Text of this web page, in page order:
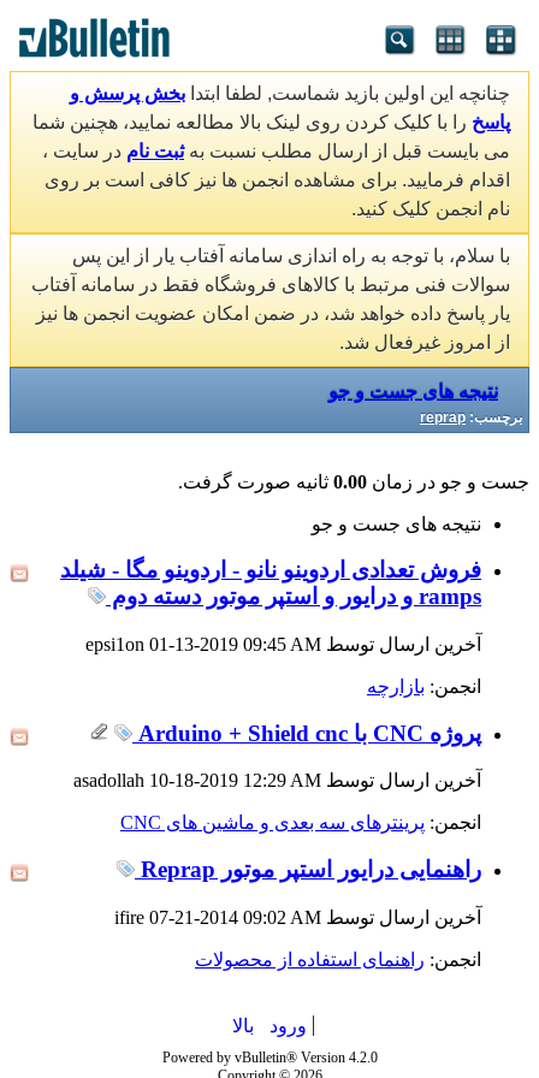
چنانچه این اولین بازید شماست, لطفا ابتدا بخش پرسش و
پاسخ را با کلیک کردن روی لینک بالا مطالعه نمایید، هچنین شما
می بایست قبل از ارسال مطلب نسبت بهثبت نام در سایت ،
اقدام فرمایید. برای مشاهده انجمن ها نیز کافی است بر روی
نام انجمن کلیک کنید.
با سلام، با توجه به راه اندازی سامانه آفتاب یار از این پس
سوالات فنی مرتبط با کالاهای فروشگاه فقط در سامانه آفتاب
یار پاسخ داده خواهد شد، در ضمن امکان عضویت انجمن ها نیز
از امروز غیرفعال شد.
نتیجه های جست و جو
برچسب: reprap
جست و جو در زمان 0.00 ثانیه صورت گرفت.
نتیجه های جست و جو
فروش تعدادی اردوینو نانو - اردوینو مگا - شیلد
ramps و درایور و استپر موتور دسته دوم
آخرین ارسال توسط epsi1on 01-13-2019 09:45 AM
انجمن: بازارچه
پروژه CNC با Arduino + Shield cnc
آخرین ارسال توسط asadollah 10-18-2019 12:29 AM
انجمن: پرینترهای سه بعدی و ماشین های CNC
راهنمایی درایور استپر موتور Reprap
آخرین ارسال توسط ifire 07-21-2014 09:02 AM
انجمن: راهنمای استفاده از محصولات
ورود بالا
Powered by vBulletin® Version 4.2.0